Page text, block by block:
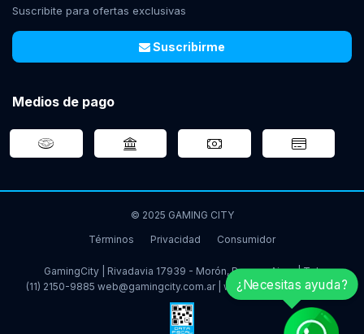
Suscribite para ofertas exclusivas
Suscribirme
Medios de pago
© 2025 GAMING CITY
Términos
Privacidad Consumidor
GamingCity | Rivadavia 17939 - Morón, Buenos Aires | Tel:
(11) 2150-9885 web@gamingcity.com.ar www.gamingcity.com.ar
¿Necesitas ayuda?